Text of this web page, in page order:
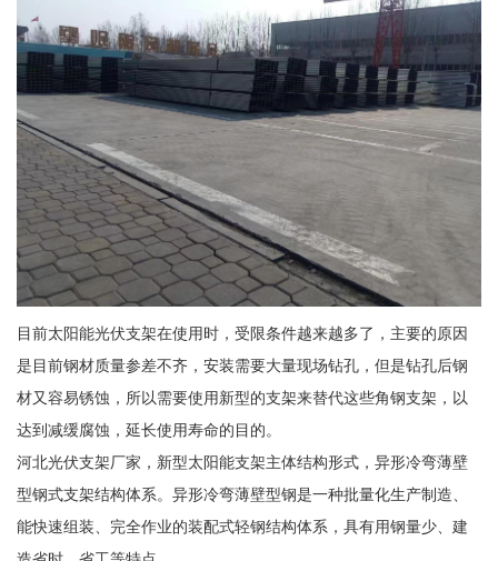
目前太阳能光伏支架在使用时，受限条件越来越多了，主要的原因
是目前钢材质量参差不齐，安装需要大量现场钻孔，但是钻孔后钢
材又容易锈蚀，所以需要使用新型的支架来替代这些角钢支架，以
达到减缓腐蚀，延长使用寿命的目的。
河北光伏支架厂家，新型太阳能支架主体结构形式，异形冷弯薄壁
型钢式支架结构体系。异形冷弯薄壁型钢是一种批量化生产制造、
能快速组装、完全作业的装配式轻钢结构体系，具有用钢量少、建